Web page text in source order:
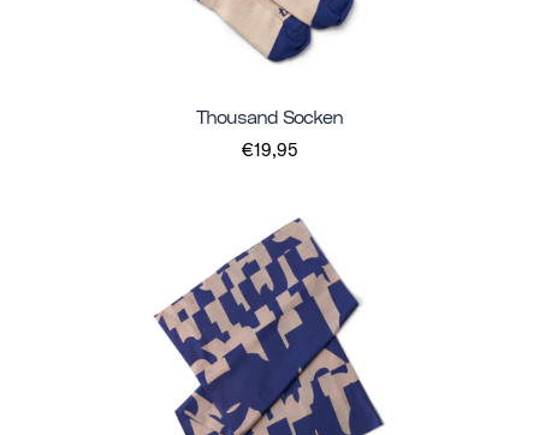
Thousand Socken
€19,95